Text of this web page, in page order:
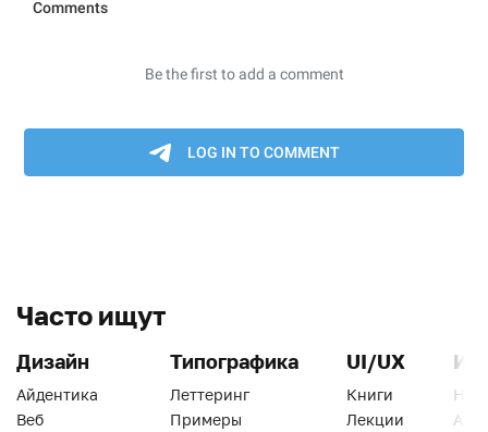
Часто ищут
Дизайн
Айдентика
Веб
Типографика
Леттеринг
Примеры
UI/UX
Книги
Лекции